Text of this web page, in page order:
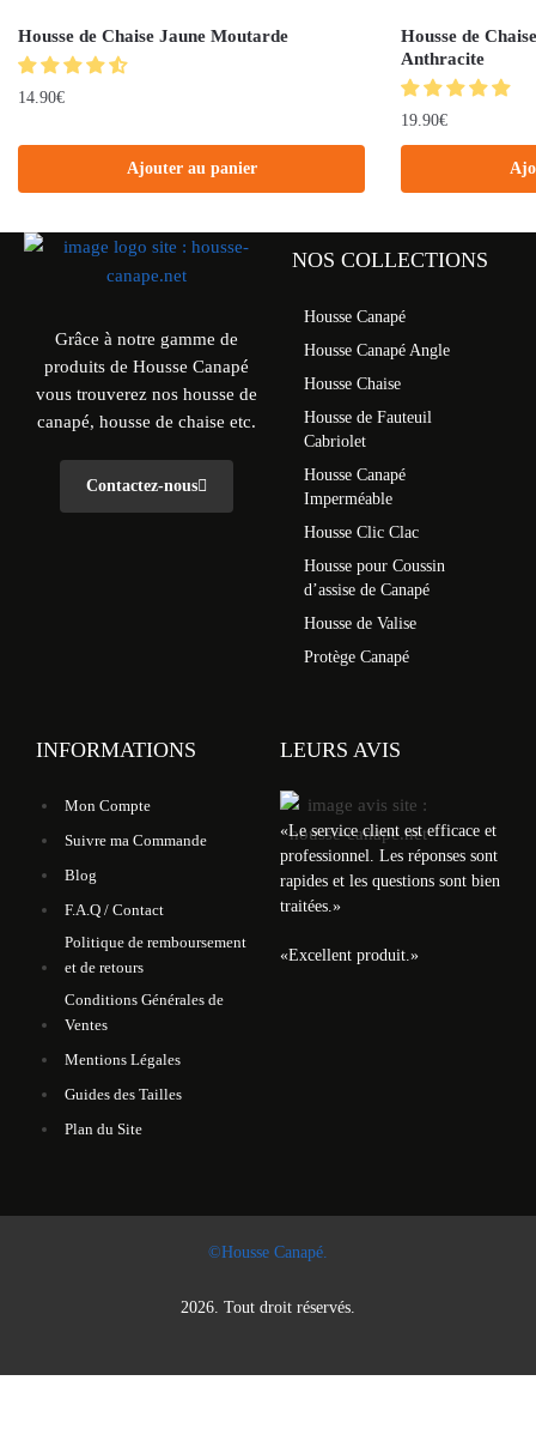
Housse de Chaise Jaune Moutarde
14.90€
Ajouter au panier
Housse de
Anthracite
19.90€
Grâce à notre gamme de
produits de Housse Canapé
vous trouverez nos housse de
canapé, housse de chaise etc.
Contactez-nous
NOS COLLECTIONS
Housse Canapé
Housse Canapé Angle
Housse Chaise
Housse de Fauteuil
Cabriolet
Housse Canapé
Imperméable
Housse Clic Clac
Housse pour Coussin
d’assise de Canapé
Housse de Valise
Protège Canapé
INFORMATIONS
Mon Compte
Suivre ma Commande
Blog
F.A.Q / Contact
Politique de remboursement
et de retours
Conditions Générales de
Ventes
Mentions Légales
Guides des Tailles
Plan du Site
LEURS AVIS
«Le service client est efficace et
professionnel. Les réponses sont
rapides et les questions sont bien
traitées.»
«Excellent produit.»
©Housse Canapé.
2026. Tout droit réservés.